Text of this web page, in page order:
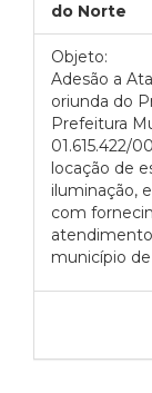
do Norte
Objeto:
Adesão a
oriunda do
Prefeitura
01.615.422/
locação de
iluminação,
com
município